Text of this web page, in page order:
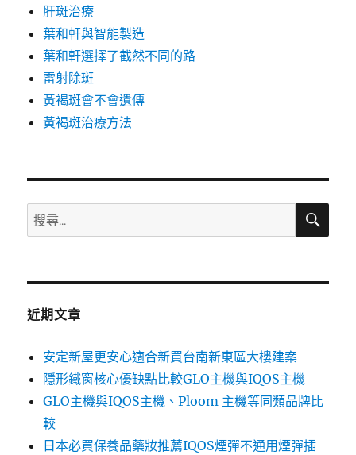
肝斑治療
葉和軒與智能製造
葉和軒選擇了截然不同的路
雷射除斑
黃褐斑會不會遺傳
黃褐斑治療方法
搜
尋
鍵
搜
近期文章
安定新屋更安心適合新買台南新東區大樓建案
隱形鐵窗核心優缺點比較GLO主機與IQOS主機
GLO主機與IQOS主機、Ploom 主機等同類品牌比
較
日本必買保養品藥妝推薦IQOS煙彈不通用煙彈插